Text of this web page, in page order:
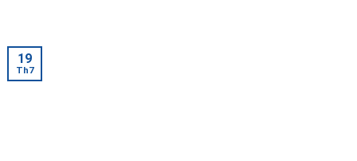
19
Th7